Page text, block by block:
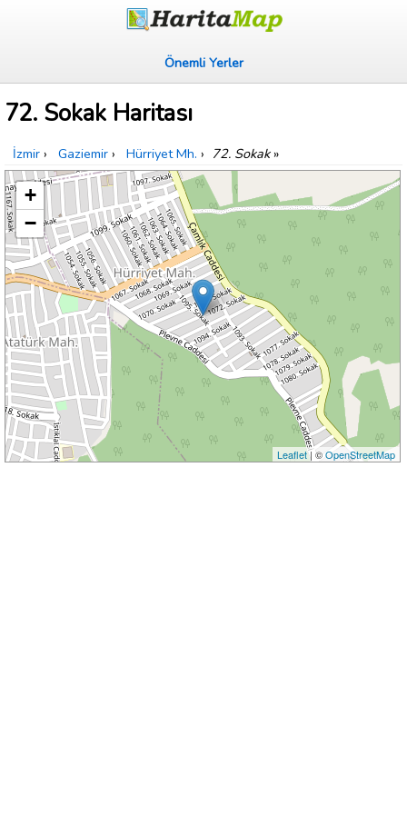
Önemli Yerler
72. Sokak Haritası
İzmir › Gaziemir › Hürriyet Mh. › 72. Sokak»
+
−
Leaflet| ©OpenStreetMap